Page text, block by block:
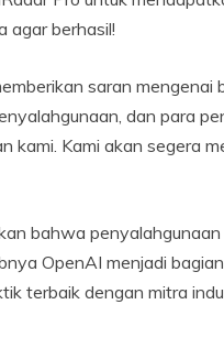
agar berhasil!
saran
dan para
kami. Kami akan segera
bahwa
OpenAI menjadi
terbaik dengan mitra